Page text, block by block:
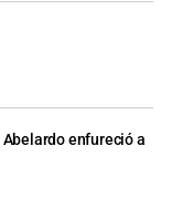
Abelardo enfureció a